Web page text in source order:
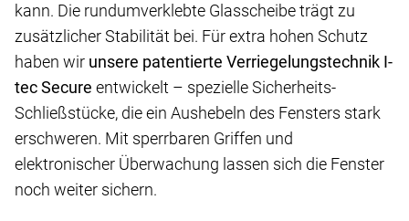
kann. Die rundumverklebte Glasscheibe trägt zu
zusätzlicher Stabilität bei. Für extra hohen Schutz
haben wir unsere patentierte Verriegelungstechnik I-
tec Secure entwickelt – spezielle Sicherheits-
Schließstücke, die ein Aushebeln des Fensters stark
erschweren. Mit sperrbaren Griffen und
elektronischer Überwachung lassen sich die Fenster
noch weiter sichern.